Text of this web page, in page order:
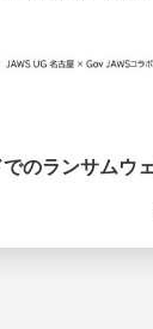
のランサムウ